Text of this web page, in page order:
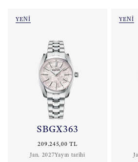
YENİ
SBGX363
209.245,00 TL
Jan. 2027Yayın tarihi
YENİ